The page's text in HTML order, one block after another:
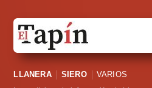
Sociedad
LLANERA SIERO VARIOS